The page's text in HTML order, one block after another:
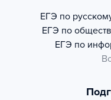
ЕГЭ по
ЕГЭ по
ЕГЭ по